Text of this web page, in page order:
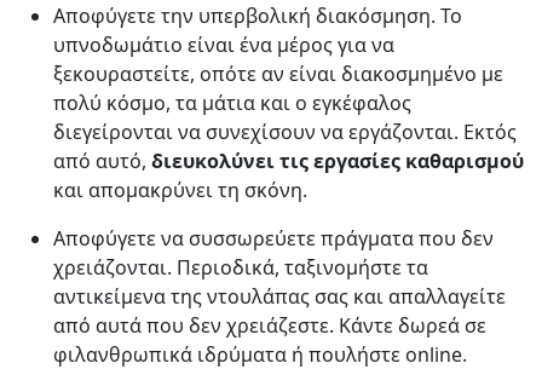
Αποφύγετε την υπερβολική διακόσμηση. Το
υπνοδωμάτιο είναι ένα μέρος για να
ξεκουραστείτε, οπότε αν είναι διακοσμημένο με
πολύ κόσμο, τα μάτια και ο εγκέφαλος
διεγείρονται να συνεχίσουν να εργάζονται. Εκτός
από αυτό, διευκολύνει τις εργασίες καθαρισμού
και απομακρύνει τη σκόνη.
Αποφύγετε να συσσωρεύετε πράγματα που δεν
χρειάζονται. Περιοδικά, ταξινομήστε τα
αντικείμενα της ντουλάπας σας και απαλλαγείτε
από αυτά που δεν χρειάζεστε. Κάντε δωρεά σε
φιλανθρωπικά ιδρύματα ή πουλήστε online.